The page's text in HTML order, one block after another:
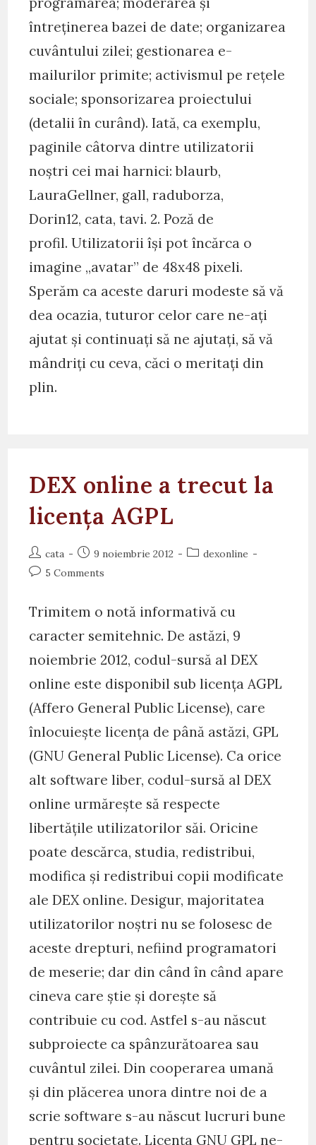
întreținerea bazei de date; organizarea
cuvântului zilei; gestionarea e-
mailurilor primite; activismul pe rețele
sociale; sponsorizarea proiectului
(detalii în curând). Iată, ca exemplu,
paginile câtorva dintre utilizatorii
noștri cei mai harnici: blaurb,
LauraGellner, gall, raduborza,
Dorin12, cata, tavi. 2. Poză de
profil. Utilizatorii își pot încărca o
imagine „avatar” de 48x48 pixeli.
Sperăm ca aceste daruri modeste să vă
dea ocazia, tuturor celor care ne-ați
ajutat și continuați să ne ajutați, să vă
mândriți cu ceva, căci o meritați din
plin.
DEX online a trecut la
licența AGPL
Post
author:
cata
Post
published:
9 noiembrie 2012
Postdexonline
Post5 Comments
Trimitem o notă informativă cu
caracter semitehnic. De astăzi, 9
noiembrie 2012, codul-sursă al DEX
online este disponibil sub licența AGPL
(Affero General Public License), care
înlocuiește licența de până astăzi, GPL
(GNU General Public License). Ca orice
alt software liber, codul-sursă al DEX
online urmărește să respecte
libertățile utilizatorilor săi. Oricine
poate descărca, studia, redistribui,
modifica și redistribui copii modificate
ale DEX online. Desigur, majoritatea
utilizatorilor noștri nu se folosesc de
aceste drepturi, nefiind programatori
de meserie; dar din când în când apare
cineva care știe și dorește să
contribuie cu cod. Astfel s-au născut
subproiecte ca spânzurătoarea sau
cuvântul zilei. Din cooperarea umană
și din plăcerea unora dintre noi de a
scrie software s-au născut lucruri bune
pentru societate. Licența GNU GPL ne-